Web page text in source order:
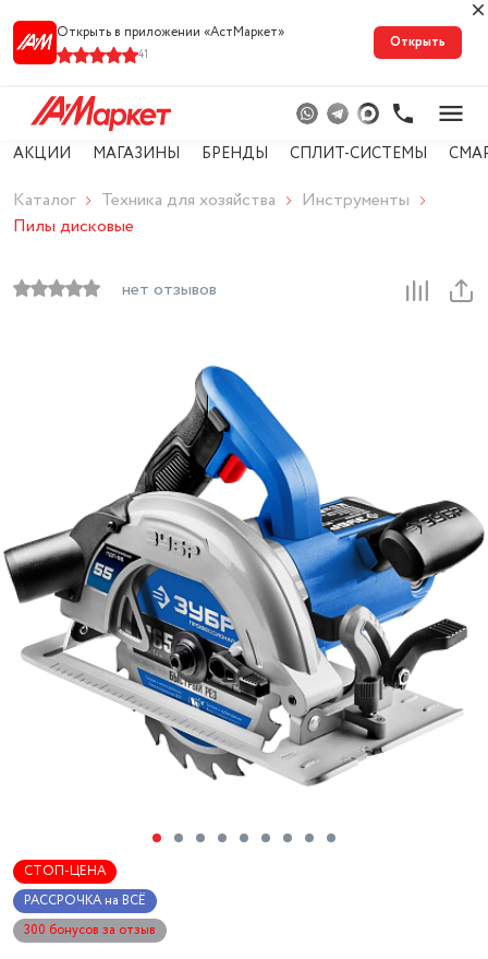
Открыть в приложении «АстМарке‪т‬»
41
Открыть
АКЦИИ МАГАЗИНЫ БРЕНДЫ СПЛИТ-СИСТЕМЫ
Каталог Техника для хозяйства
Инструменты
Пилы дисковые
нет отзывов
СТОП-ЦЕНА
РАССРОЧКА на ВСЁ
300 бонусов за отзыв